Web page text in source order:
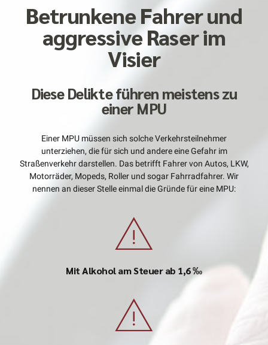
Betrunkene Fahrer und
aggressive Raser im
Visier
Diese Delikte führen meistens zu
einer MPU
Einer MPU müssen sich solche Verkehrsteilnehmer
unterziehen, die für sich und andere eine Gefahr im
Straßenverkehr darstellen. Das betrifft Fahrer von Autos, LKW,
Motorräder, Mopeds, Roller und sogar Fahrradfahrer. Wir
nennen an dieser Stelle einmal die Gründe für eine MPU:
Mit Alkohol am Steuer ab 1,6 ‰